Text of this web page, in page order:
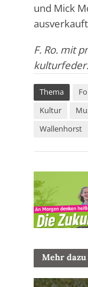
und Mick
F. Ro. mit
Thema
Kultur
Wallenhorst
Mehr dazu